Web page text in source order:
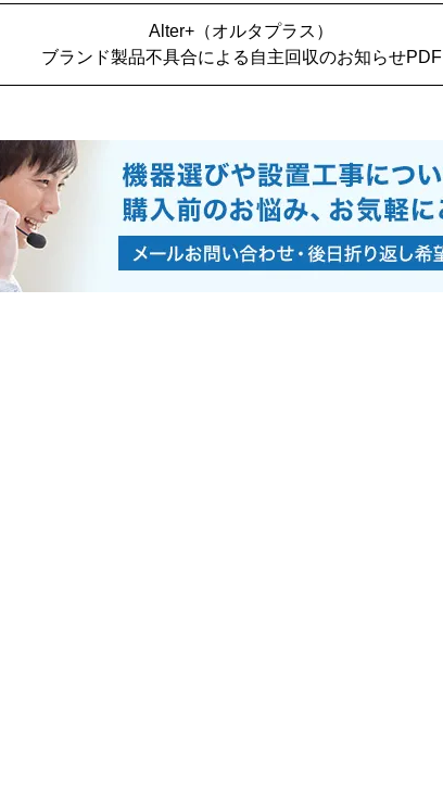
Alter+（オルタプラス）
ブランド製品不具合による自主回収のお知らせPDF